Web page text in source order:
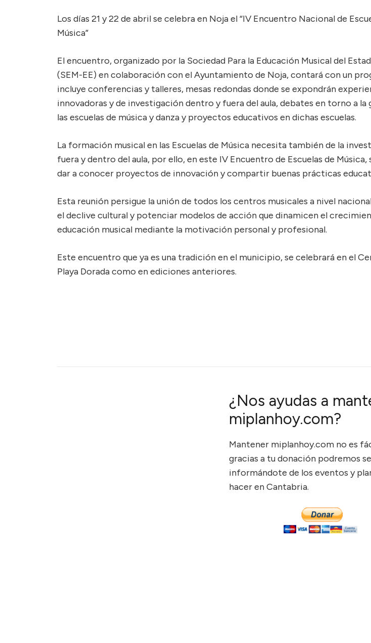
Los días 21 y 22 de abril se celebra en Noja el “IV Encuentro Nacional de
Música”
El encuentro, organizado por la Sociedad Para la Educación Musical del
(SEM-EE) en colaboración con el Ayuntamiento de Noja, contará con un
incluye conferencias y talleres, mesas redondas donde se expondrán
innovadoras y de investigación dentro y fuera del aula, debates en torno a la
las escuelas de música y danza y proyectos educativos en dichas escuelas.
La formación musical en las Escuelas de Música necesita también de la
fuera y dentro del aula, por ello, en este IV Encuentro de Escuelas de Música,
dar a conocer proyectos de innovación y compartir buenas prácticas
Esta reunión persigue la unión de todos los centros musicales a nivel
el declive cultural y potenciar modelos de acción que dinamicen el
educación musical mediante la motivación personal y profesional.
Este encuentro que ya es una tradición en el municipio, se celebrará en el
Playa Dorada como en ediciones anteriores.
¿Nos ayudas a
miplanhoy.com?
Mantener miplanhoy.com no es
gracias a tu donación podremos
informándote de los eventos y
hacer en Cantabria.